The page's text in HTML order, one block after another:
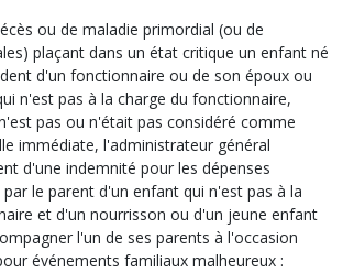
ou de maladie primordial (ou de
plaçant dans un état critique un enfant né
d'un fonctionnaire ou de son époux ou
n'est pas à la charge du fonctionnaire,
pas ou n'était pas considéré comme
immédiate, l'administrateur général
d'une indemnité pour les dépenses
le parent d'un enfant qui n'est pas à la
et d'un nourrisson ou d'un jeune enfant
l'un de ses parents à l'occasion
événements familiaux malheureux :